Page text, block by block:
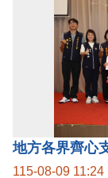
115-08-09 11:24